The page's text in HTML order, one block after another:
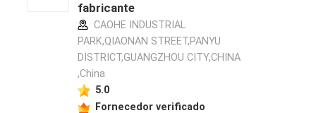
fabricante
CAOHE INDUSTRIAL
PARK,QIAONAN STREET,PANYU
DISTRICT,GUANGZHOU CITY,CHINA
,China
5.0
Fornecedor verificado